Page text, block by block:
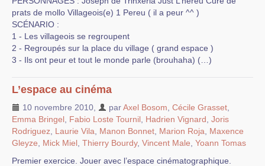
prats de mollo Villageois(e) 1 Pereu ( il a peur ^^ )
SCÉNARIO :
1 - Les villageois se regroupent
2 - Regroupés sur la place du village ( grand espace )
3 - Ils ont peur et tout le monde parle (brouhaha) (…)
L’espace au cinéma
10 novembre 2010 parAxel Bosom Cécile Grasset
Emma Bringel Fabio Loste Tournil Hadrien Vignard Joris
Rodriguez
Laurie Vila Manon Bonnet Marion Roja
Maxence
Gleyze
Mick Miel Thierry Bourdy, Vincent Male Yoann Tomas
Premier exercice. Jouer avec l’espace cinématographique.